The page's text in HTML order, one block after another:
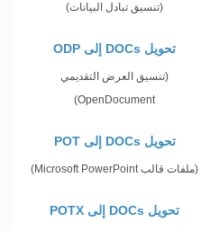
(تنسيق تبادل البيانات)
تحويل DOCs إلى ODP
(تنسيق العرض التقديمي
OpenDocument)
تحويل DOCs إلى POT
(ملفات قالب Microsoft PowerPoint)
تحويل DOCs إلى POTX